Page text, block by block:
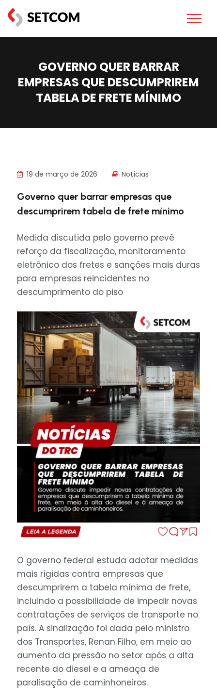
GOVERNO QUER BARRAR
EMPRESAS QUE DESCUMPRIREM
TABELA DE FRETE MÍNIMO
19 de março de 2026 Notícias
Governo quer barrar empresas que
descumprirem tabela de frete mínimo
Medida discutida pelo governo prevê
reforço da fiscalização, monitoramento
eletrônico dos fretes e sanções mais duras
para empresas reincidentes no
descumprimento do piso
O governo federal estuda adotar medidas
mais rígidas contra empresas que
descumprirem a tabela mínima de frete,
incluindo a possibilidade de impedir novas
contratações de serviços de transporte no
país. A sinalização foi dada pelo ministro
dos Transportes, Renan Filho, em meio ao
aumento da pressão no setor após a alta
recente do diesel e a ameaça de
paralisação de caminhoneiros.